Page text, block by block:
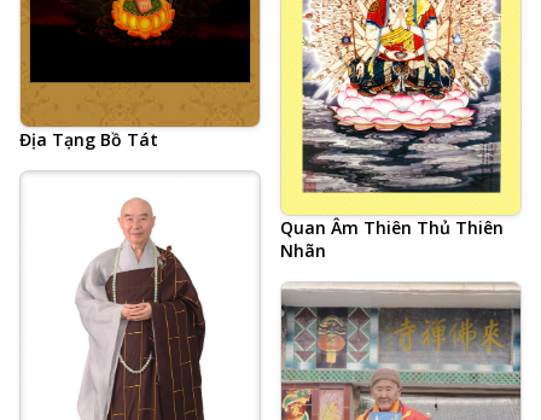
Địa Tạng Bồ Tát
Quan Âm Thiên Thủ Thiên
Nhãn